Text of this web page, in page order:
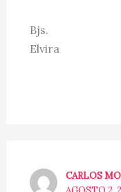
Bjs.
Elvira
CARLOS